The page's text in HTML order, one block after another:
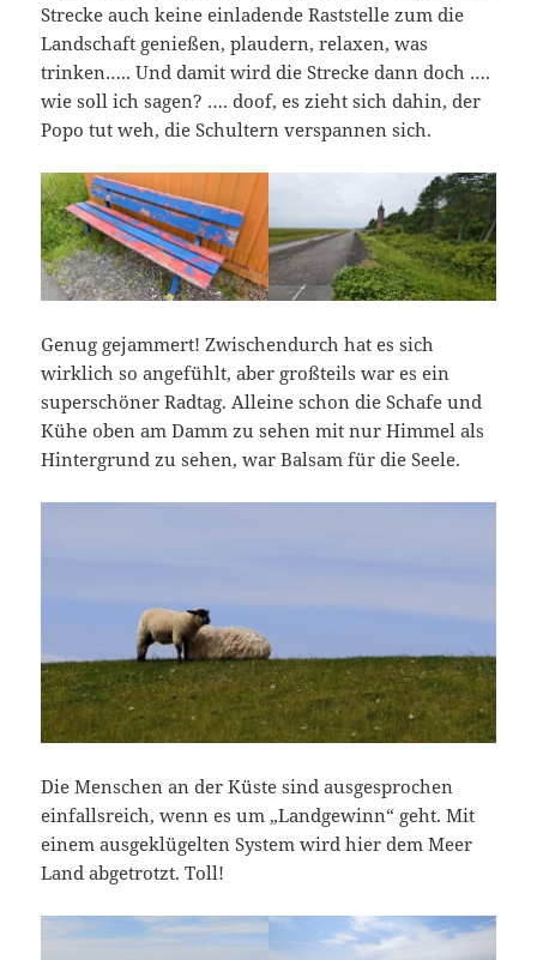
Strecke auch keine einladende Raststelle zum die
Landschaft genießen, plaudern, relaxen, was
trinken….. Und damit wird die Strecke dann doch ….
wie soll ich sagen? …. doof, es zieht sich dahin, der
Popo tut weh, die Schultern verspannen sich.
Genug gejammert! Zwischendurch hat es sich
wirklich so angefühlt, aber großteils war es ein
superschöner Radtag. Alleine schon die Schafe und
Kühe oben am Damm zu sehen mit nur Himmel als
Hintergrund zu sehen, war Balsam für die Seele.
Die Menschen an der Küste sind ausgesprochen
einfallsreich, wenn es um „Landgewinn“ geht. Mit
einem ausgeklügelten System wird hier dem Meer
Land abgetrotzt. Toll!